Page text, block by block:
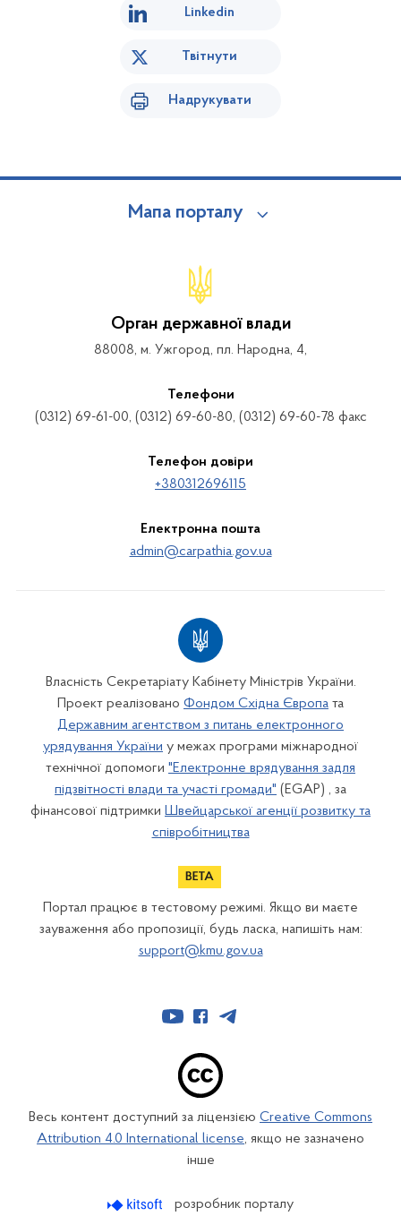
Linkedin
Твітнути
Надрукувати
Мапа порталу
Орган державної влади
88008, м. Ужгород, пл. Народна, 4,
Телефони
(0312) 69-61-00, (0312) 69-60-80, (0312) 69-60-78 факс
Телефон довіри
+380312696115
Електронна пошта
admin@carpathia.gov.ua
Власність Секретаріату Кабінету Міністрів України.
Проект реалізовано Фондом Східна Європа та
Державним агентством з питань електронного
урядування України у межах програми міжнародної
технічної допомоги "Електронне врядування задля
підзвітності влади та участі громади" (EGAP) , за
фінансової підтримки Швейцарської агенції розвитку та
співробітництва
Портал працює в тестовому режимі. Якщо ви маєте
зауваження або пропозиції, будь ласка, напишіть нам:
support@kmu.gov.ua
Весь контент доступний за ліцензією Creative Commons
Attribution 4.0 International license, якщо не зазначено
інше
розробник порталу